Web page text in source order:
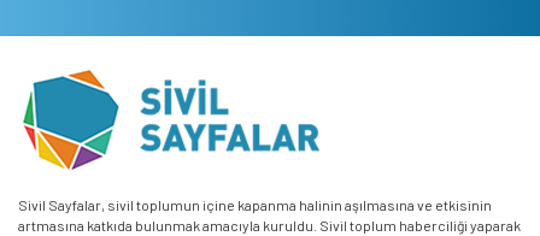
Sivil Sayfalar, sivil toplumun içine kapanma halinin aşılmasına ve etkisinin
artmasına katkıda bulunmak amacıyla kuruldu. Sivil toplum haberciliği yaparak